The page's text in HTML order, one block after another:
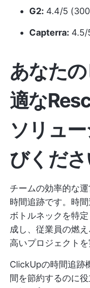
G2: 4.4/5 (300
Capterra: 4.5/
あなた
適な
ソリュ
びくださ
チームの効率的な
時間追跡です。時
ボトルネックを特
成し、従業員の燃
高いプロジェクト
ClickUpの時間追跡
間を節約するのに